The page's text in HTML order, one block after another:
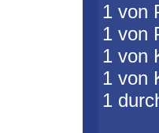
1 von
1 von
1 von
1 von
1